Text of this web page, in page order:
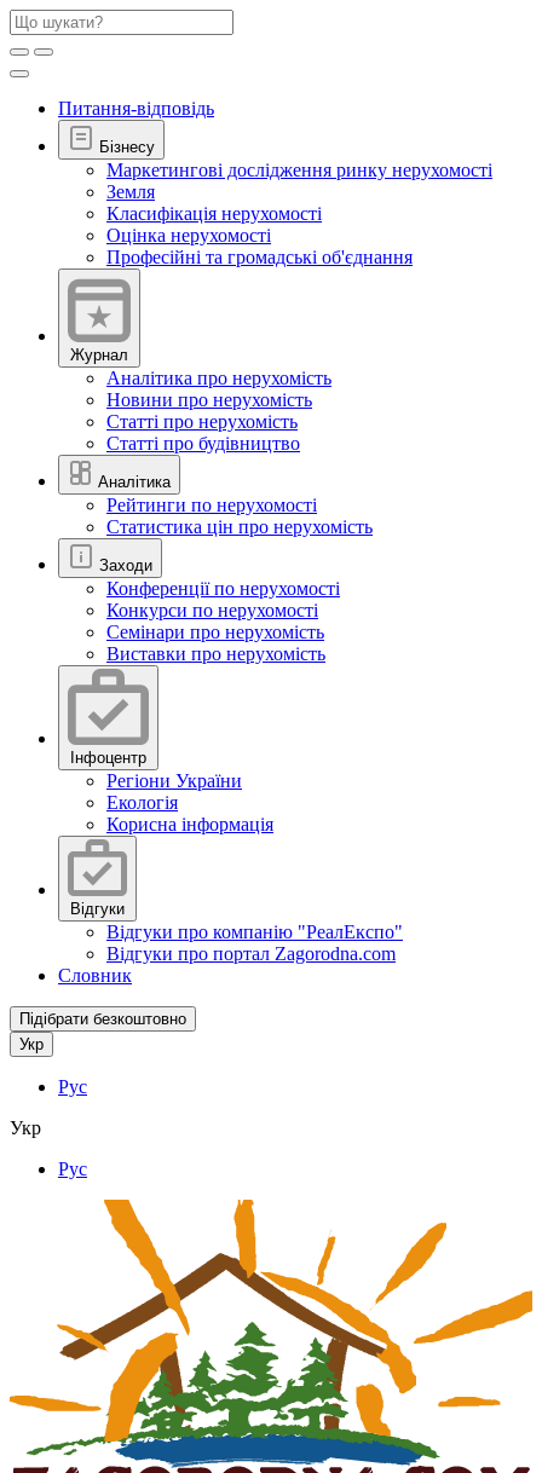
Питання-відповідь
Бізнесу
Маркетингові дослідження ринку нерухомості
Земля
Класифікація нерухомості
Оцінка нерухомості
Професійні та громадські об'єднання
Журнал
Аналітика про нерухомість
Новини про нерухомість
Статті про нерухомість
Статті про будівництво
Аналітика
Рейтинги по нерухомості
Статистика цін про нерухомість
Заходи
Конференції по нерухомості
Конкурси по нерухомості
Семінари про нерухомість
Виставки про нерухомість
Інфоцентр
Регіони України
Екологія
Корисна інформація
Відгуки
Відгуки про компанію "РеалЕкспо"
Відгуки про портал Zagorodna.com
Словник
Підібрати безкоштовно
Укр
Рус
Укр
Рус